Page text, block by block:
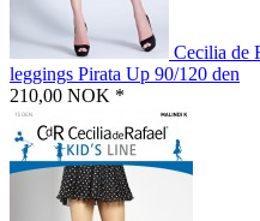
Cecilia de
leggings Pirata Up 90/120 den
210,00 NOK *